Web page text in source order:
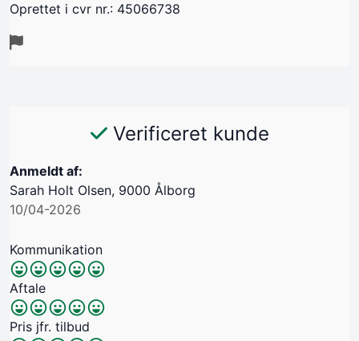
Oprettet i cvr nr.: 45066738
Verificeret kunde
Anmeldt af:
Sarah Holt Olsen, 9000 Ålborg
10/04-2026
Kommunikation
Aftale
Pris jfr. tilbud